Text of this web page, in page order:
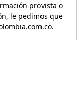
provista o
le pedimos que